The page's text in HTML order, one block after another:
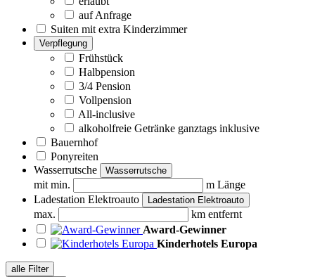
auf Anfrage
Suiten mit extra Kinderzimmer
Verpflegung
Frühstück
Halbpension
3/4 Pension
Vollpension
All-inclusive
alkoholfreie Getränke ganztags inklusive
Bauernhof
Ponyreiten
Wasserrutsche
Wasserrutsche
mit min.
m Länge
Ladestation Elektroauto
Ladestation Elektroauto
max.
km entfernt
Award-Gewinner
Kinderhotels Europa
alle Filter